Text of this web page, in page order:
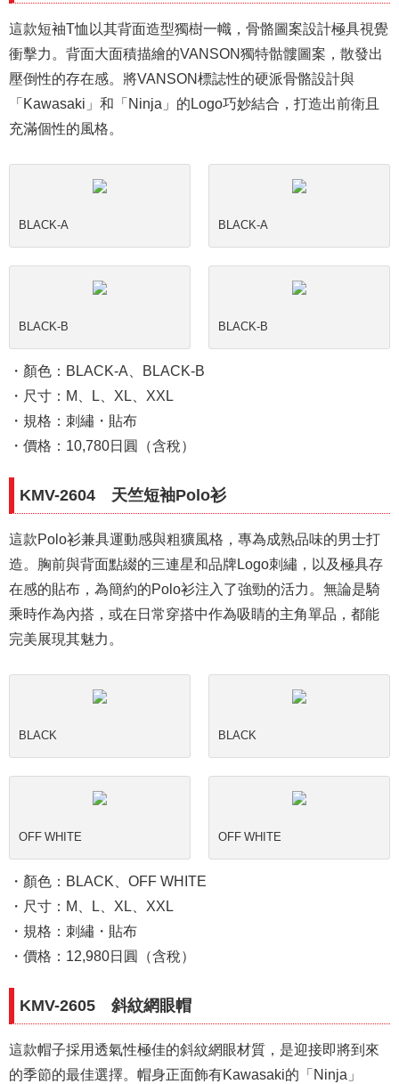
這款短袖T恤以其背面造型獨樹一幟，骨骼圖案設計極具視覺
衝擊力。背面大面積描繪的VANSON獨特骷髏圖案，散發出
壓倒性的存在感。將VANSON標誌性的硬派骨骼設計與
「Kawasaki」和「Ninja」的Logo巧妙結合，打造出前衛且
充滿個性的風格。
BLACK-A BLACK-A
BLACK-B BLACK-B
・顏色：BLACK-A、BLACK-B
・尺寸：M、L、XL、XXL
・規格：刺繡・貼布
・價格：10,780日圓（含稅）
KMV-2604 天竺短袖Polo衫
這款Polo衫兼具運動感與粗獷風格，專為成熟品味的男士打
造。胸前與背面點綴的三連星和品牌Logo刺繡，以及極具存
在感的貼布，為簡約的Polo衫注入了強勁的活力。無論是騎
乘時作為內搭，或在日常穿搭中作為吸睛的主角單品，都能
完美展現其魅力。
BLACK BLACK
OFF WHITE OFF WHITE
・顏色：BLACK、OFF WHITE
・尺寸：M、L、XL、XXL
・規格：刺繡・貼布
・價格：12,980日圓（含稅）
KMV-2605 斜紋網眼帽
這款帽子採用透氣性極佳的斜紋網眼材質，是迎接即將到來
的季節的最佳選擇。帽身正面飾有Kawasaki的「Ninja」